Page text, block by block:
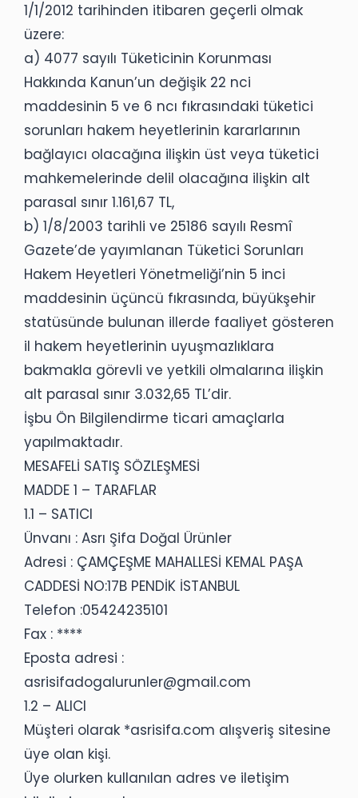
1/1/2012 tarihinden itibaren geçerli olmak
üzere:
a) 4077 sayılı Tüketicinin Korunması
Hakkında Kanun’un değişik 22 nci
maddesinin 5 ve 6 ncı fıkrasındaki tüketici
sorunları hakem heyetlerinin kararlarının
bağlayıcı olacağına ilişkin üst veya tüketici
mahkemelerinde delil olacağına ilişkin alt
parasal sınır 1.161,67 TL,
b) 1/8/2003 tarihli ve 25186 sayılı Resmî
Gazete’de yayımlanan Tüketici Sorunları
Hakem Heyetleri Yönetmeliği’nin 5 inci
maddesinin üçüncü fıkrasında, büyükşehir
statüsünde bulunan illerde faaliyet gösteren
il hakem heyetlerinin uyuşmazlıklara
bakmakla görevli ve yetkili olmalarına ilişkin
alt parasal sınır 3.032,65 TL’dir.
İşbu Ön Bilgilendirme ticari amaçlarla
yapılmaktadır.
MESAFELİ SATIŞ SÖZLEŞMESİ
MADDE 1 – TARAFLAR
1.1 – SATICI
Ünvanı : Asrı Şifa Doğal Ürünler
Adresi : ÇAMÇEŞME MAHALLESİ KEMAL PAŞA
CADDESİ NO:17B PENDİK İSTANBUL
Telefon :05424235101
Fax : ****
Eposta adresi :
asrisifadogalurunler@gmail.com
1.2 – ALICI
Müşteri olarak *asrisifa.com alışveriş sitesine
üye olan kişi.
Üye olurken kullanılan adres ve iletişim